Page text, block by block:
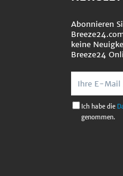
Abonnieren
keine
Breeze24
Ich habe die
genommen.